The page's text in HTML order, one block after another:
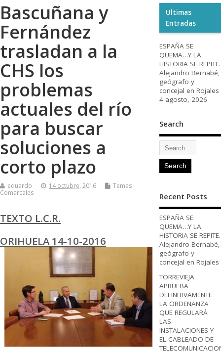
Bascuñana y
Fernández
trasladan a la
CHS los
problemas
actuales del río
para buscar
soluciones a
corto plazo
eduardo 14 octubre, 2016
Temas
Comarcales
TEXTO L.C.R.
ORIHUELA 14-10-2016
Ultimas
Entradas
ESPAÑA SE
QUEMA…Y LA
HISTORIA SE REPITE.
Alejandro Bernabé,
geógrafo y
concejal en Rojales
4 agosto, 2026
Search
Recent Posts
ESPAÑA SE
QUEMA…Y LA
HISTORIA SE REPITE.
Alejandro Bernabé,
geógrafo y
concejal en Rojales
TORREVIEJA
APRUEBA
DEFINITIVAMENTE
LA ORDENANZA
QUE REGULARÁ
LAS
INSTALACIONES Y
EL CABLEADO DE